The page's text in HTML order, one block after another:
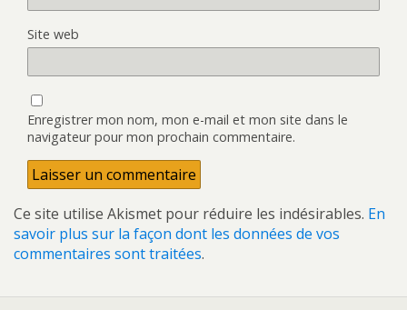
Site web
Enregistrer mon nom, mon e-mail et mon site dans le
navigateur pour mon prochain commentaire.
Ce site utilise Akismet pour réduire les indésirables. En
savoir plus sur la façon dont les données de vos
commentaires sont traitées.